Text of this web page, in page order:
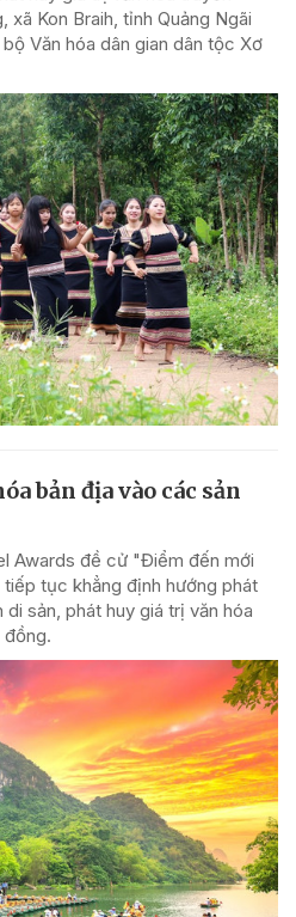
Kon Braih, tỉnh Quảng Ngãi
Văn hóa dân gian dân tộc Xơ
bản địa vào các sản
Awards đề cử "Điểm đến mới
tục khẳng định hướng phát
sản, phát huy giá trị văn hóa